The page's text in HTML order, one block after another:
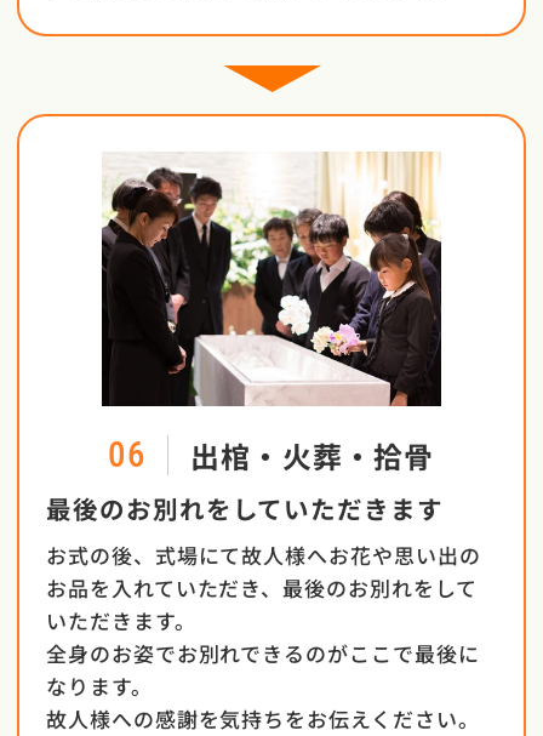
06 出棺・火葬・拾骨
最後のお別れをしていただきます
お式の後、式場にて故人様へお花や思い出の
お品を入れていただき、最後のお別れをして
いただきます。
全身のお姿でお別れできるのがここで最後に
なります。
故人様への感謝を気持ちをお伝えください。